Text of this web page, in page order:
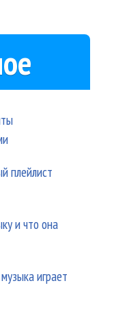
плейлист
и что она
играет